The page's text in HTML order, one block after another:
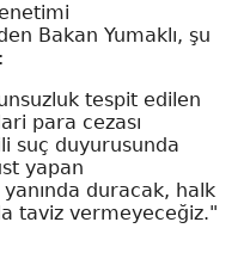
Bakan Yumaklı, şu
tespit edilen
para cezası
suç duyurusunda
yapan
duracak, halk
taviz vermeyeceğiz."